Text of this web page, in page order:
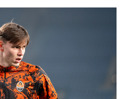
>>>
Чемпионата Мира
Лига
Лига
Таблицы групп
Лига